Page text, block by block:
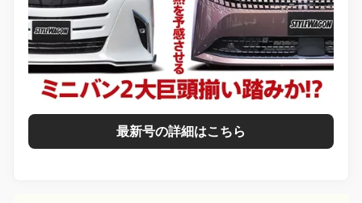
最新号の詳細はこちら